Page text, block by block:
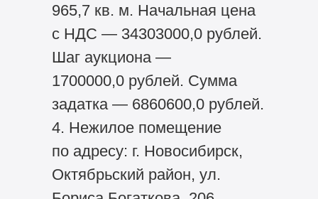
965,7 кв. м. Начальная цена
с НДС — 34303000,0 рублей.
Шаг аукциона —
1700000,0 рублей. Сумма
задатка — 6860600,0 рублей.
4. Нежилое помещение
по адресу: г. Новосибирск,
Октябрьский район, ул.